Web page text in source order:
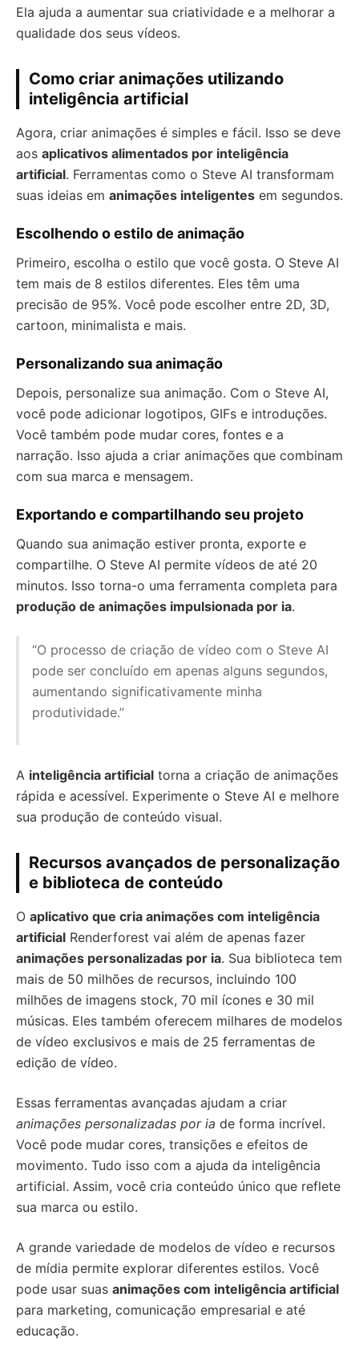
Ela ajuda a aumentar sua criatividade e a melhorar a
qualidade dos seus vídeos.
Como criar animações utilizando
inteligência artificial
Agora, criar animações é simples e fácil. Isso se deve
aos aplicativos alimentados por inteligência
artificial. Ferramentas como o Steve AI transformam
suas ideias em animações inteligentes em segundos.
Escolhendo o estilo de animação
Primeiro, escolha o estilo que você gosta. O Steve AI
tem mais de 8 estilos diferentes. Eles têm uma
precisão de 95%. Você pode escolher entre 2D, 3D,
cartoon, minimalista e mais.
Personalizando sua animação
Depois, personalize sua animação. Com o Steve AI,
você pode adicionar logotipos, GIFs e introduções.
Você também pode mudar cores, fontes e a
narração. Isso ajuda a criar animações que combinam
com sua marca e mensagem.
Exportando e compartilhando seu projeto
Quando sua animação estiver pronta, exporte e
compartilhe. O Steve AI permite vídeos de até 20
minutos. Isso torna-o uma ferramenta completa para
produção de animações impulsionada por ia.
“O processo de criação de vídeo com o Steve AI
pode ser concluído em apenas alguns segundos,
aumentando significativamente minha
produtividade.”
A inteligência artificial torna a criação de animações
rápida e acessível. Experimente o Steve AI e melhore
sua produção de conteúdo visual.
Recursos avançados de personalização
e biblioteca de conteúdo
O aplicativo que cria animações com inteligência
artificial Renderforest vai além de apenas fazer
animações personalizadas por ia. Sua biblioteca tem
mais de 50 milhões de recursos, incluindo 100
milhões de imagens stock, 70 mil ícones e 30 mil
músicas. Eles também oferecem milhares de modelos
de vídeo exclusivos e mais de 25 ferramentas de
edição de vídeo.
Essas ferramentas avançadas ajudam a criar
animações personalizadas por ia de forma incrível.
Você pode mudar cores, transições e efeitos de
movimento. Tudo isso com a ajuda da inteligência
artificial. Assim, você cria conteúdo único que reflete
sua marca ou estilo.
A grande variedade de modelos de vídeo e recursos
de mídia permite explorar diferentes estilos. Você
pode usar suas animações com inteligência artificial
para marketing, comunicação empresarial e até
educação.